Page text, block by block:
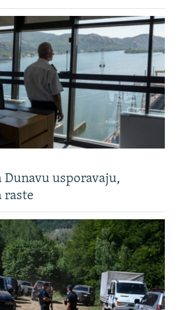
Dunavu usporavaju,
raste